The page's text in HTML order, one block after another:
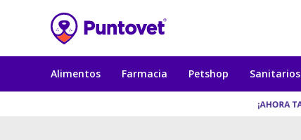
Alimentos Farmacia Petshop Sanitarios